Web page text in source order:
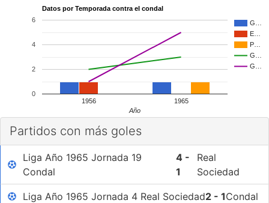
Datos por Temporada contra el condal
G…
E…
P…
G…
G…
1956 1965
0
2
4
6
Año
Partidos con más goles
Liga Año 1965 Jornada 19
Condal
4 -
1
Real
Sociedad
Liga Año 1965 Jornada 4 Real Sociedad2 - 1Condal